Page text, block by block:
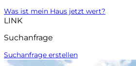
Was ist mein Haus jetzt wert?
LINK
Suchanfrage
Suchanfrage erstellen